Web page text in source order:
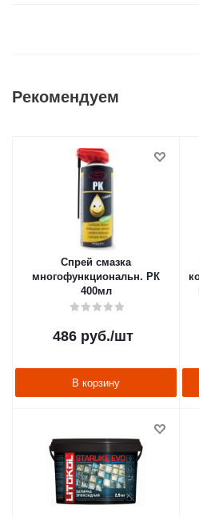
Рекомендуем
Спрей смазка
многофункциональн. РК
400мл
486 руб./шт
В корзину